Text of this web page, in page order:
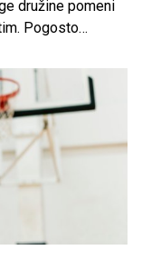
družine pomeni
Pogosto
spanec. Ena
stresa in
ki lahko